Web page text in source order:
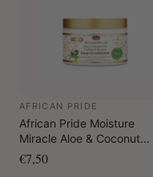
AFRICAN PRIDE
African Pride Moisture
Miracle Aloe & Coconut
Water Hydrate & Restore
Deep Conditioner 340 gr.
€7,50